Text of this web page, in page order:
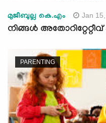
മുജീബുല്ല കെ.എം Jan
നിങ്ങള്‍
PARENTING